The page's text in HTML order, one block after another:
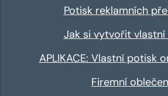
Potisk reklamních
Jak si vytvořit vlastní
APLIKACE: Vlastní potisk
Firemní